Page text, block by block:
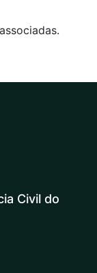
Civil do